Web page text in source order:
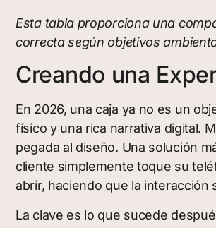
Esta tabla proporciona una
correcta según objetivos
Creando una
En 2026, una caja ya no es un
físico y una rica narrativa digital.
pegada al diseño. Una solución
cliente simplemente toque su
abrir, haciendo que la interacción
La clave es lo que sucede